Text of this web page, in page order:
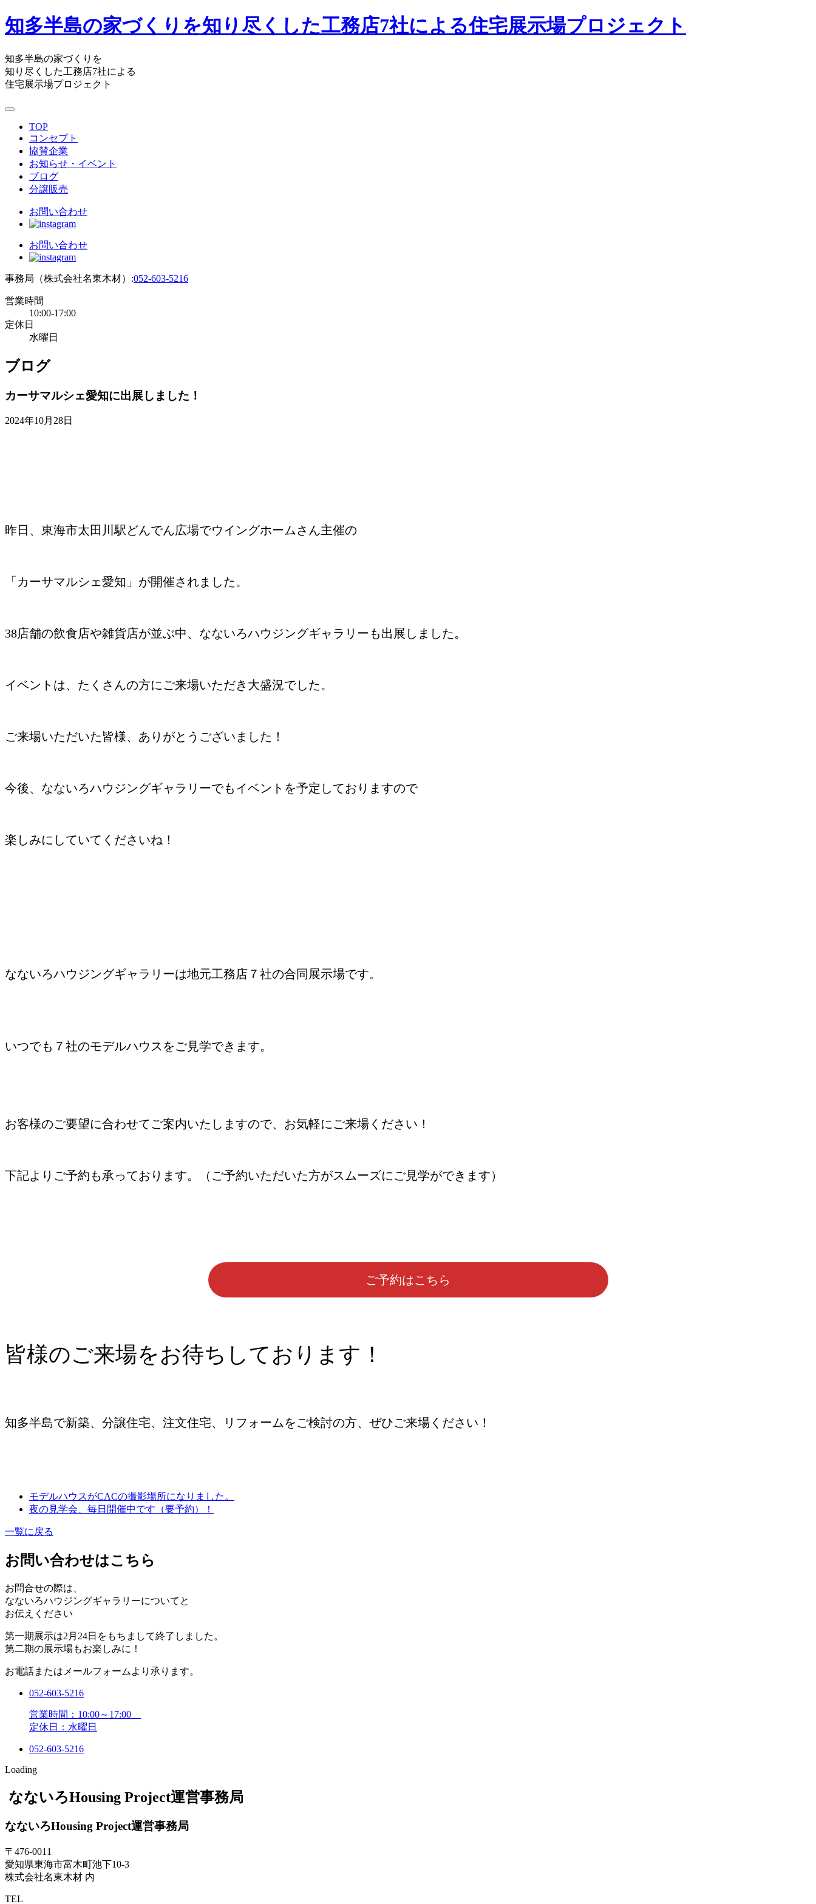
知多半島の家づくりを知り尽くした工務店7社による住宅展示場プロジェクト
知多半島の家づくりを
知り尽くした工務店7社による
住宅展示場プロジェクト
TOP
コンセプト
協賛企業
お知らせ・イベント
ブログ
分譲販売
お問い合わせ
お問い合わせ
事務局（株式会社名東木材）:052-603-5216
営業時間
10:00-17:00
定休日
水曜日
ブログ
カーサマルシェ愛知に出展しました！
2024年10月28日
昨日、東海市太田川駅どんでん広場でウイングホームさん主催の
「カーサマルシェ愛知」が開催されました。
38店舗の飲食店や雑貨店が並ぶ中、なないろハウジングギャラリーも出展しました。
イベントは、たくさんの方にご来場いただき大盛況でした。
ご来場いただいた皆様、ありがとうございました！
今後、なないろハウジングギャラリーでもイベントを予定しておりますので
楽しみにしていてくださいね！
なないろハウジングギャラリーは地元工務店７社の合同展示場です。
いつでも７社のモデルハウスをご見学できます。
お客様のご要望に合わせてご案内いたしますので、お気軽にご来場ください！
下記よりご予約も承っております。（ご予約いただいた方がスムーズにご見学ができます）
ご予約はこちら
皆様のご来場をお待ちしております！
知多半島で新築、分譲住宅、注文住宅、リフォームをご検討の方、ぜひご来場ください！
モデルハウスがCACの撮影場所になりました。
夜の見学会、毎日開催中です（要予約）！
一覧に戻る
お問い合わせはこちら
お問合せの際は、
なないろハウジングギャラリーについてと
お伝えください
第一期展示は2月24日をもちまして終了しました。
第二期の展示場もお楽しみに！
お電話またはメールフォームより承ります。
052-603-5216
営業時間：10:00～17:00
定休日：水曜日
052-603-5216
Loading
なないろHousing Project運営事務局
なないろHousing Project運営事務局
〒476-0011
愛知県東海市富木町池下10-3
株式会社名東木材 内
TEL